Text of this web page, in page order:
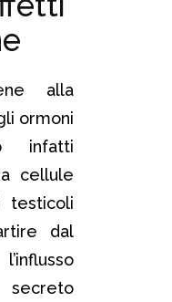
alla
ormoni
infatti
cellule
testicoli
dal
secreto